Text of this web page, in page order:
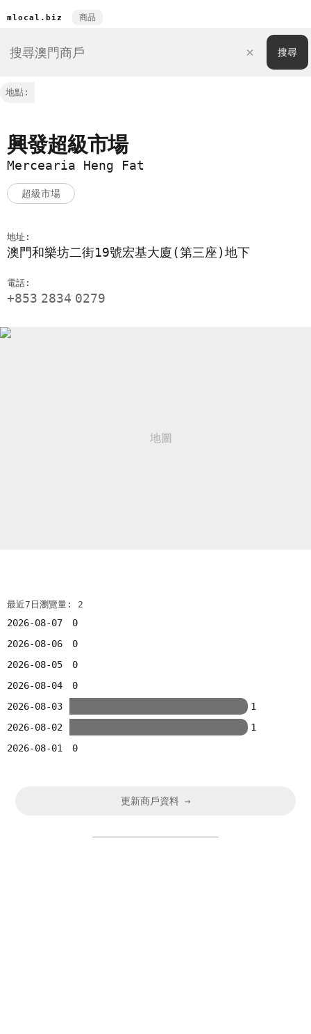
mlocal.biz 商品
地點:
興發超級市場
Mercearia Heng Fat
超級市場
地址:
澳門和樂坊二街19號宏基大廈(第三座)地下
電話:
+853 2834 0279
最近7日瀏覽量: 2
2026-08-07
0
2026-08-06
0
2026-08-05
0
2026-08-04
0
2026-08-03
1
2026-08-02
1
2026-08-01
0
更新商戶資料 →